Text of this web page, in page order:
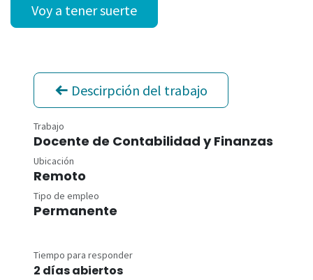
Voy a tener suerte
Descirpción del trabajo
Trabajo
Docente de Contabilidad y Finanzas
Ubicación
Remoto
Tipo de empleo
Permanente
Tiempo para responder
2 días abiertos